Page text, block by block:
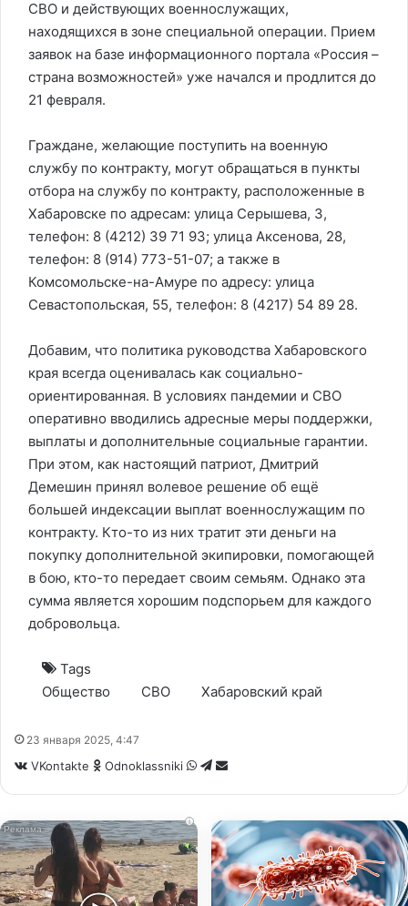
СВО и действующих военнослужащих,
находящихся в зоне специальной операции. Прием
заявок на базе информационного портала «Россия –
страна возможностей» уже начался и продлится до
21 февраля.
Граждане, желающие поступить на военную
службу по контракту, могут обращаться в пункты
отбора на службу по контракту, расположенные в
Хабаровске по адресам: улица Серышева, 3,
телефон: 8 (4212) 39 71 93; улица Аксенова, 28,
телефон: 8 (914) 773-51-07; а также в
Комсомольске-на-Амуре по адресу: улица
Севастопольская, 55, телефон: 8 (4217) 54 89 28.
Добавим, что политика руководства Хабаровского
края всегда оценивалась как социально-
ориентированная. В условиях пандемии и СВО
оперативно вводились адресные меры поддержки,
выплаты и дополнительные социальные гарантии.
При этом, как настоящий патриот, Дмитрий
Демешин принял волевое решение об ещё
большей индексации выплат военнослужащим по
контракту. Кто-то из них тратит эти деньги на
покупку дополнительной экипировки, помогающей
в бою, кто-то передает своим семьям. Однако эта
сумма является хорошим подспорьем для каждого
добровольца.
Tags
Общество
СВО Хабаровский край
23 января 2025, 4:47
VKontakte Odnoklassniki WhatsApp
Telegram
Share
i